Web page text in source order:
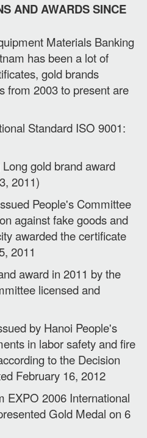
AND AWARDS SINCE
Materials Banking
has been a lot of
gold brands
from 2003 to present are
Standard ISO 9001:
gold brand award
2011)
People's Committee
against fake goods and
awarded the certificate
2011
award in 2011 by the
licensed and
by Hanoi People's
in labor safety and fire
to the Decision
February 16, 2012
2006 International
Gold Medal on 6